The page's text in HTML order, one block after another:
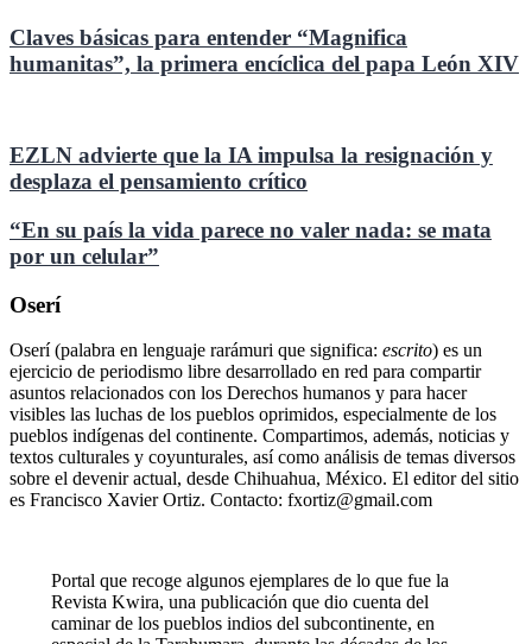
Claves básicas para entender “Magnifica
humanitas”, la primera encíclica del papa León XIV
EZLN advierte que la IA impulsa la resignación y
desplaza el pensamiento crítico
“En su país la vida parece no valer nada: se mata
por un celular”
Oserí
Oserí (palabra en lenguaje rarámuri que significa: escrito) es un
ejercicio de periodismo libre desarrollado en red para compartir
asuntos relacionados con los Derechos humanos y para hacer
visibles las luchas de los pueblos oprimidos, especialmente de los
pueblos indígenas del continente. Compartimos, además, noticias y
textos culturales y coyunturales, así como análisis de temas diversos
sobre el devenir actual, desde Chihuahua, México. El editor del sitio
es Francisco Xavier Ortiz. Contacto: fxortiz@gmail.com
Portal que recoge algunos ejemplares de lo que fue la
Revista Kwira, una publicación que dio cuenta del
caminar de los pueblos indios del subcontinente, en